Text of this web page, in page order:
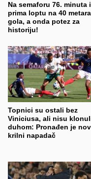
Na semaforu 76. minuta
prima loptu na 40
gola, a onda potez za
historiju!
Topnici su ostali bez
Viniciusa, ali nisu
duhom: Pronađen je
krilni napadač